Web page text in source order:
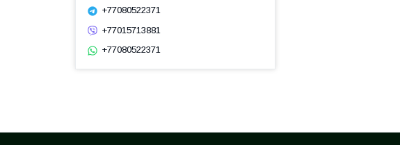
+77080522371
+77015713881
+77080522371